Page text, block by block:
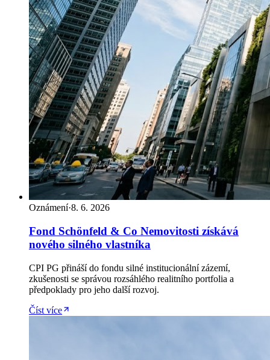
Oznámení·8. 6. 2026
Fond Schönfeld & Co Nemovitosti získává
nového silného vlastníka
CPI PG přináší do fondu silné institucionální zázemí,
zkušenosti se správou rozsáhlého realitního portfolia a
předpoklady pro jeho další rozvoj.
Číst více